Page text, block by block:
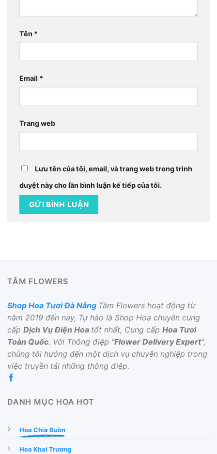
Tên *
Email *
Trang web
Lưu tên của tôi, email, và trang web trong trình
duyệt này cho lần bình luận kế tiếp của tôi.
TÂM FLOWERS
Shop Hoa Tươi Đà Nẵng Tâm Flowers hoạt động từ
năm 2019 đến nay, Tự hào là Shop Hoa chuyên cung
cấp Dịch Vụ Điện Hoa tốt nhất, Cung cấp Hoa Tươi
Toàn Quốc. Với Thông điệp “Flower Delivery Expert“,
chúng tôi hướng đến một dịch vụ chuyên nghiệp trong
việc truyền tải những thông điệp.
DANH MỤC HOA HOT
Hoa Chia Buồn
Hoa Khai Trương